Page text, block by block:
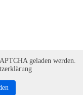
geladen werden.